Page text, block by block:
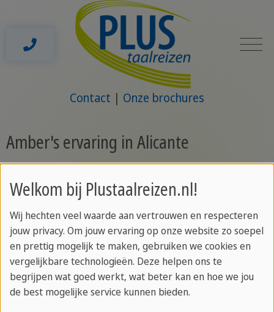
Contact Onze brochures
Amber's ervaring in Alicante
voor de zomervakantie een taalreis naar Alicante.
We deelden een appartement op loopafstand van
de taalschool. Met onze Duitse en Poolse
huisgenootjes werden we al snel bevriend en
samen hebben we veel leuke activiteiten
ondernomen. Ook op school hadden we het naar
ons zin. De docenten waren erg aardig en geduldig.
Welkom bij Plustaalreizen.nl!
Wij hechten veel waarde aan vertrouwen en respecteren
jouw privacy. Om jouw ervaring op onze website zo soepel
en prettig mogelijk te maken, gebruiken we cookies en
vergelijkbare technologieën. Deze helpen ons te
begrijpen wat goed werkt, wat beter kan en hoe we jou
de best mogelijke service kunnen bieden.